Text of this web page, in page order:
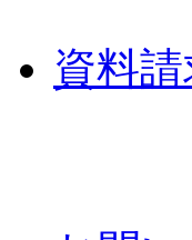
資料